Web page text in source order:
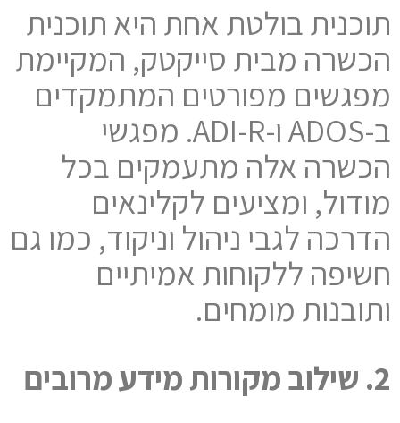
תוכנית בולטת אחת היא תוכנית
הכשרה מבית סייקטק, המקיימת
מפגשים מפורטים המתמקדים
ב-ADOS ו-ADI-R. מפגשי
הכשרה אלה מתעמקים בכל
מודול, ומציעים לקלינאים
הדרכה לגבי ניהול וניקוד, כמו גם
חשיפה ללקוחות אמיתיים
ותובנות מומחים.
2. שילוב מקורות מידע מרובים